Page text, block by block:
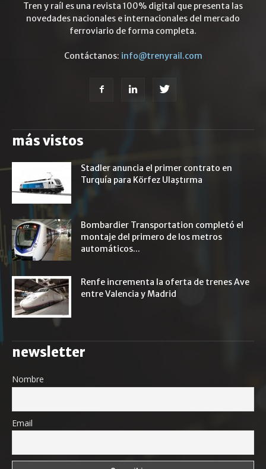
Tren y raíl es una revista 100% digital que presenta las
novedades nacionales e internacionales del mercado
ferroviario de forma completa.
Contáctanos: info@trenyrail.com
más vistos
Stadler anuncia el primer contrato en
Turquía para Körfez Ulaştırma
Bombardier Transportation completó el
montaje del primero de los metros
automáticos...
Renfe incrementa la oferta de trenes Ave
entre Valencia y Madrid
newsletter
Nombre
Email